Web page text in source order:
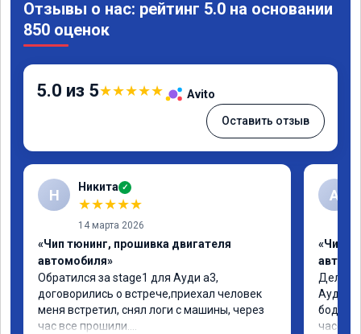
Отзывы о нас: рейтинг 5.0 на основании
850 оценок
5.0 из 5★★★★★ Avito
Оставить отзыв
Н Никита ✓
★★★★★
14 марта 2026
«Чип тюнинг, прошивка двигателя
автомобиля»
Обратился за stage1 для Ауди а3,
договорились о встрече,приехал человек
меня встретил, снял логи с машины, через
час все прошили.
А
«Чип
Делал